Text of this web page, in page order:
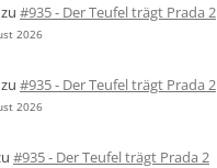
zu #935 - Der Teufel trägt Prada 2
2026
zu #935 - Der Teufel trägt Prada 2
2026
#935 - Der Teufel trägt Prada 2